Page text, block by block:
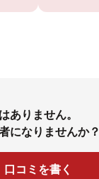
ありません。
になりませんか？
口コミを書く